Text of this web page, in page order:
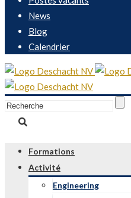
News
Blog
Calendrier
Formations
Activité
Engineering